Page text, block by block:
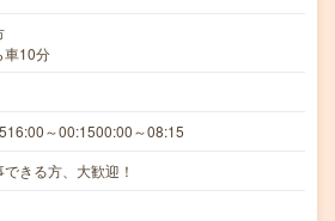
車10分
～00:1500:00～08:15
きる方、大歓迎！